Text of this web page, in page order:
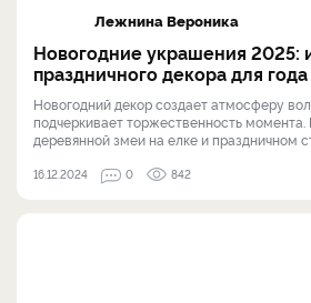
Лежнина Вероника
Новогодние украшения 2025:
праздничного декора для
Новогодний декор создает атмосферу
подчеркивает торжественность момента.
деревянной змеи на елке и праздничном
16.12.2024 0 842